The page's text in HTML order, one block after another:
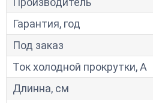
Гарантия, год
Под заказ
Ток холодной прокрутки, A
Длинна, см